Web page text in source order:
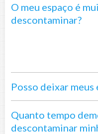
O meu espaço é
descontaminar?
Posso deixar meus
Quanto tempo
descontaminar